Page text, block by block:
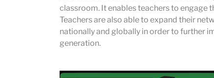
classroom. It enables teachers to engage
Teachers are also able to expand their
nationally and globally in order to further
generation.